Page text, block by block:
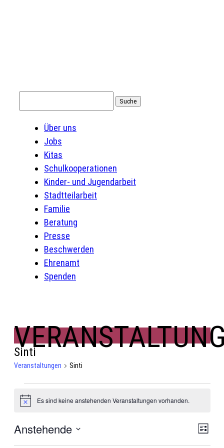
nach:
Über uns
Jobs
Kitas
Schulkooperationen
Kinder- und Jugendarbeit
Stadtteilarbeit
Familie
Beratung
Presse
Beschwerden
Ehrenamt
Spenden
Sinti
Veranstaltungen Sinti
HinweisEs sind keine anstehenden Veranstaltungen vorhanden.
Liste
Anstehende
Datum